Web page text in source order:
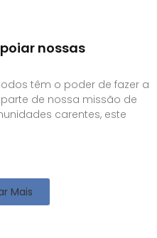
nossas
têm o poder de fazer a
de nossa missão de
carentes, este
Mais